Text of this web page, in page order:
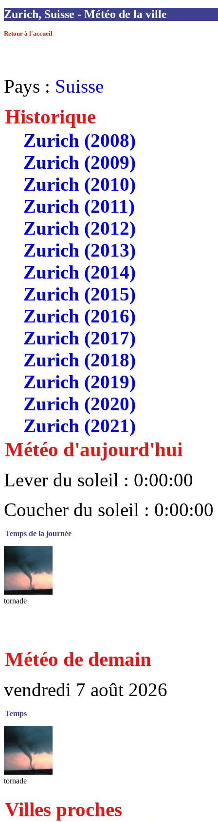
Zurich, Suisse - Météo de la ville
Retour à l'accueil
Pays : Suisse
Historique
Zurich (2008)
Zurich (2009)
Zurich (2010)
Zurich (2011)
Zurich (2012)
Zurich (2013)
Zurich (2014)
Zurich (2015)
Zurich (2016)
Zurich (2017)
Zurich (2018)
Zurich (2019)
Zurich (2020)
Zurich (2021)
Météo d'aujourd'hui
Lever du soleil : 0:00:00
Coucher du soleil : 0:00:00
Temps de la journée
tornade
Météo de demain
vendredi 7 août 2026
Temps
tornade
Villes proches